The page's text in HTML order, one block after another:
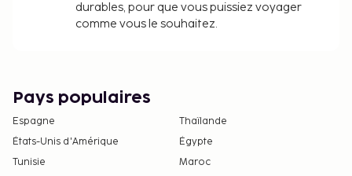
durables, pour que vous puissiez voyager
comme vous le souhaitez.
Pays populaires
Espagne
Thaïlande
États-Unis d'Amérique
Égypte
Tunisie
Maroc